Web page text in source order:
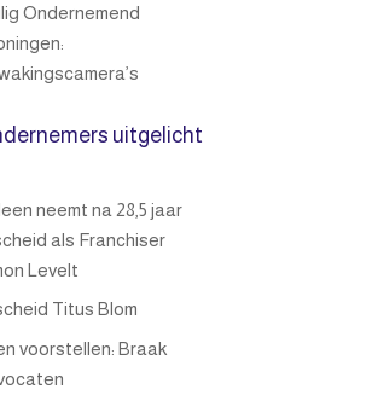
Ondernemend
uitgelicht
neemt na 28,5 jaar
als Franchiser
Levelt
Titus Blom
voorstellen: Braak